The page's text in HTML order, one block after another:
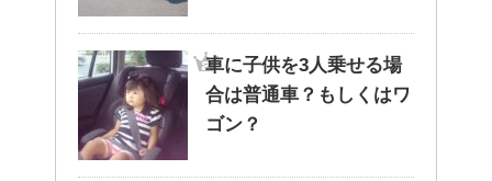
車に子供を3人乗せる場
合は普通車？もしくはワ
ゴン？